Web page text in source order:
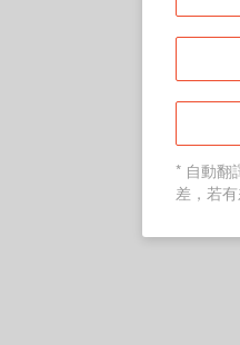
* 自動翻
差，若